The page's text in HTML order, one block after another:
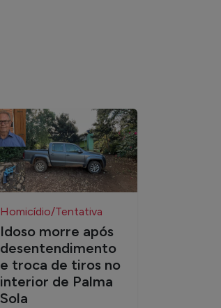
Homicídio/Tentativa
Idoso morre após
desentendimento
e troca de tiros no
interior de Palma
Sola